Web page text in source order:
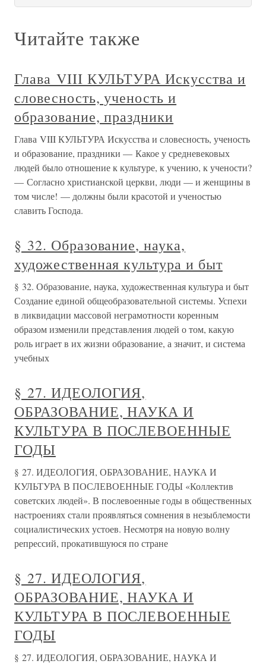
Читайте также
Глава VIII КУЛЬТУРА Искусства и
словесность, ученость и
образование, праздники
Глава VIII КУЛЬТУРА Искусства и словесность, ученость
и образование, праздники — Какое у средневековых
людей было отношение к культуре, к учению, к учености?
— Согласно христианской церкви, люди — и женщины в
том числе! — должны были красотой и ученостью
славить Господа.
§ 32. Образование, наука,
художественная культура и быт
§ 32. Образование, наука, художественная культура и быт
Создание единой общеобразовательной системы. Успехи
в ликвидации массовой неграмотности коренным
образом изменили представления людей о том, какую
роль играет в их жизни образование, а значит, и система
учебных
§ 27. ИДЕОЛОГИЯ,
ОБРАЗОВАНИЕ, НАУКА И
КУЛЬТУРА В ПОСЛЕВОЕННЫЕ
ГОДЫ
§ 27. ИДЕОЛОГИЯ, ОБРАЗОВАНИЕ, НАУКА И
КУЛЬТУРА В ПОСЛЕВОЕННЫЕ ГОДЫ «Коллектив
советских людей». В послевоенные годы в общественных
настроениях стали проявляться сомнения в незыблемости
социалистических устоев. Несмотря на новую волну
репрессий, прокатившуюся по стране
§ 27. ИДЕОЛОГИЯ,
ОБРАЗОВАНИЕ, НАУКА И
КУЛЬТУРА В ПОСЛЕВОЕННЫЕ
ГОДЫ
§ 27. ИДЕОЛОГИЯ, ОБРАЗОВАНИЕ, НАУКА И